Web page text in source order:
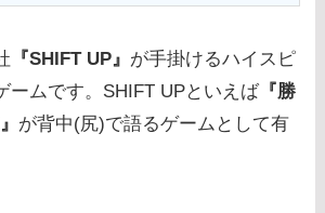
『SHIFT UP』 が手掛けるハイスピ
ームです。SHIFT UPといえば『勝
が背中(尻)で語るゲームとして有